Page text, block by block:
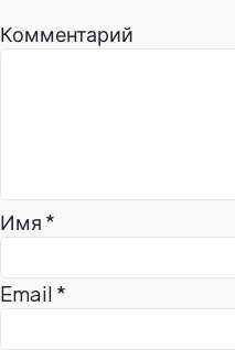
Комментарий
Имя *
Email *